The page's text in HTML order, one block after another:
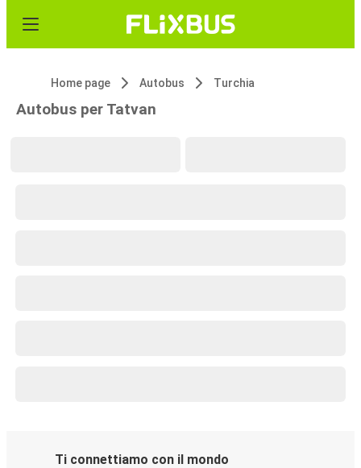
Home page Autobus Turchia
Autobus per Tatvan
Ti connettiamo con il mondo